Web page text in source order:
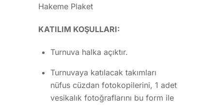
Hakeme Plaket
KATILIM KOŞULLARI:
Turnuva halka açıktır.
Turnuvaya katılacak takımları
nüfus cüzdan fotokopilerini, 1 adet
vesikalık fotoğraflarını bu form ile